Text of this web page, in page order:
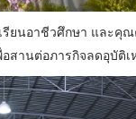
รียนอาชีวศึกษา และคุ
สานต่อภารกิจลดอุบัติ